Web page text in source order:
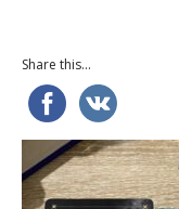
Share this...